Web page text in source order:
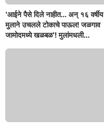
'आईने पैसे दिले नाहीत... अन् १६ वर्षीय
मुलाने उचलले टोकाचे पाऊल! जळगाव
जामोदमध्ये खळबळ'! मुलांमधली